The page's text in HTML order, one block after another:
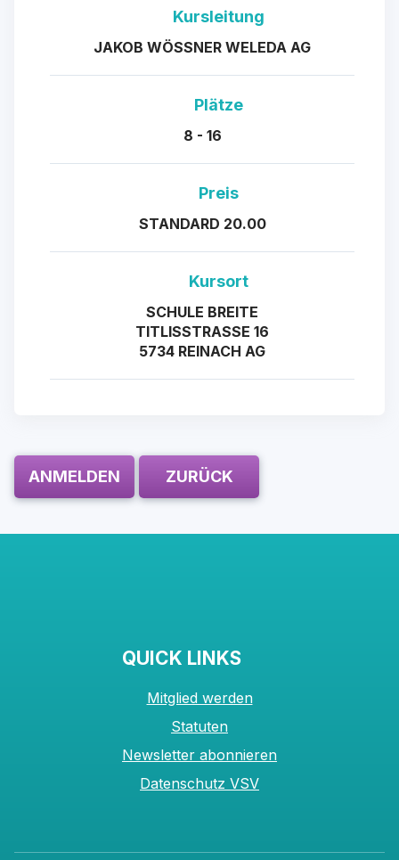
Kursleitung
JAKOB WÖSSNER WELEDA AG
Plätze
8 - 16
Preis
STANDARD 20.00
Kursort
SCHULE BREITE
TITLISSTRASSE 16
5734 REINACH AG
ANMELDEN ZURÜCK
QUICK LINKS
Mitglied werden
Statuten
Newsletter abonnieren
Datenschutz VSV